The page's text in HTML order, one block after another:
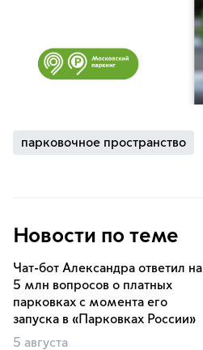
парковочное пространство
Новости по теме
Чат-бот Александра ответил на
5 млн вопросов о платных
парковках с момента его
запуска в «Парковках России»
5 августа